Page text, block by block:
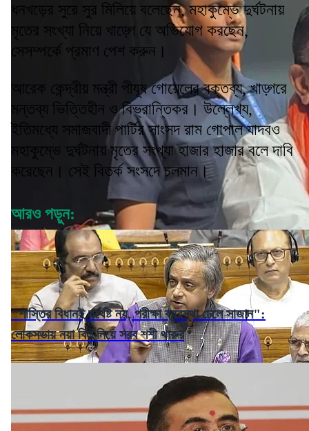
ধনখড়ের সুরে সুর মিলিয়ে বলেছেন, মহাকুম্ভে দুর্ঘটনায়
মৃতের সংখ্যা নিয়ে খাড়্গে যে অভিযোগ করছেন,
সেসম্পর্কে প্রমাণ পেশ করুন।
আরেক কেন্দ্রীয় মন্ত্রী পীযূষ গোয়েলের বক্তব্য, খাড়্গরে
মন্তব্য ভিত্তিহীন ও বিভ্রান্তিকর। উল্লেখ্য,
ইতিমধ্যে সমাজবাদী পার্টির সাংসদ রাম গোপাল যাদবও
মহাকুম্ভে দুর্ঘটনায় মৃতের সংখ্যা হাজার হাজার বলে দাবি
করেছেন। সেই বিতর্ক সংসদে চলমান।
আরও পড়ুন:
"শাস্তির বিধানই যথেষ্ট নয়, পরীক্ষা ব্যবস্থা ঢেলে সাজান":
লোকসভায় নয়া বিল নিয়ে সরব শশী থারুর